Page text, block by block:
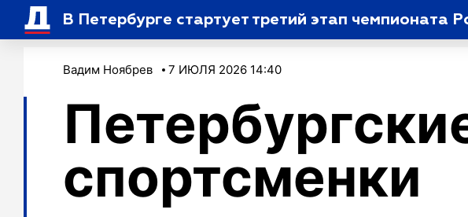
В Петербурге стартует третий этап чемпионата
Вадим Ноябрев 7 ИЮЛЯ 2026 14:40
спортсменки